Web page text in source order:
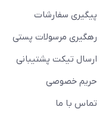
پیگیری سفارشات
رهگیری مرسولات پستی
ارسال تیکت پشتیبانی
حریم خصوصی
تماس با ما